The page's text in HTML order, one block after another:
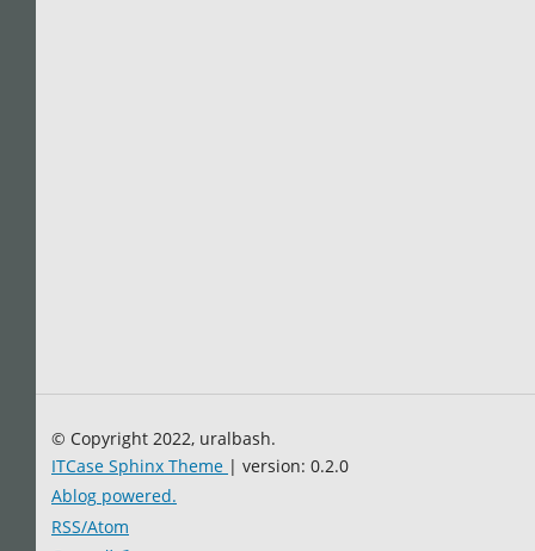
© Copyright 2022, uralbash.
ITCase Sphinx Theme | version: 0.2.0
Ablog powered.
RSS/Atom